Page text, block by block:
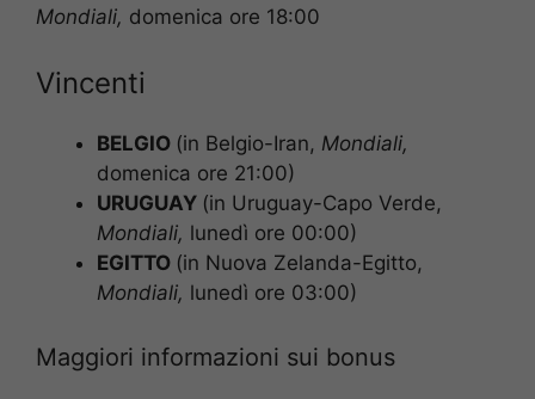
Mondiali, domenica ore 18:00
Vincenti
BELGIO (in Belgio-Iran, Mondiali,
domenica ore 21:00)
URUGUAY (in Uruguay-Capo Verde,
Mondiali, lunedì ore 00:00)
EGITTO (in Nuova Zelanda-Egitto,
Mondiali, lunedì ore 03:00)
Maggiori informazioni sui bonus